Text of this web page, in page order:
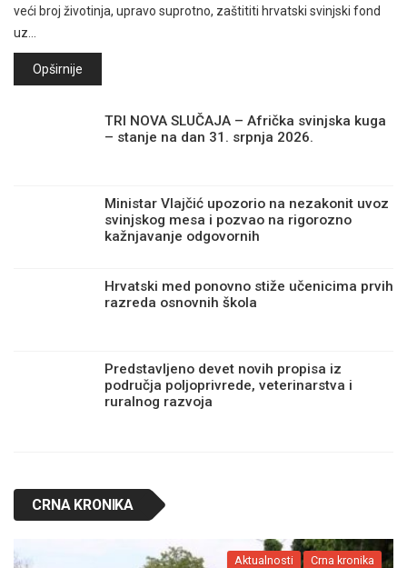
veći broj životinja, upravo suprotno, zaštititi hrvatski svinjski fond
uz…
Opširnije
TRI NOVA SLUČAJA – Afrička svinjska kuga
– stanje na dan 31. srpnja 2026.
Ministar Vlajčić upozorio na nezakonit uvoz
svinjskog mesa i pozvao na rigorozno
kažnjavanje odgovornih
Hrvatski med ponovno stiže učenicima prvih
razreda osnovnih škola
Predstavljeno devet novih propisa iz
područja poljoprivrede, veterinarstva i
ruralnog razvoja
CRNA KRONIKA
Aktualnosti Crna kronika